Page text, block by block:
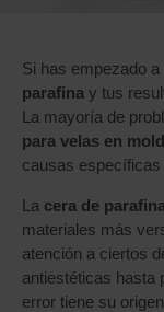
Si has empezado
parafina y tus
La mayoría de
para velas en
causas
La cera de
materiales más
atención a ciertos
antiestéticas hasta
error tiene su